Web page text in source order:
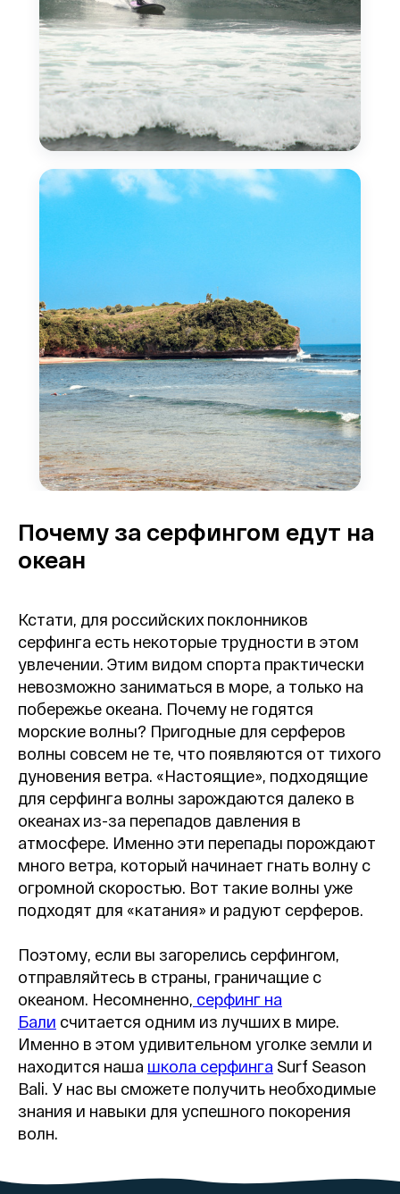
Почему за серфингом едут на
океан
Кстати, для российских поклонников
серфинга есть некоторые трудности в этом
увлечении. Этим видом спорта практически
невозможно заниматься в море, а только на
побережье океана. Почему не годятся
морские волны? Пригодные для серферов
волны совсем не те, что появляются от тихого
дуновения ветра. «Настоящие», подходящие
для серфинга волны зарождаются далеко в
океанах из-за перепадов давления в
атмосфере. Именно эти перепады порождают
много ветра, который начинает гнать волну с
огромной скоростью. Вот такие волны уже
подходят для «катания» и радуют серферов.
Поэтому, если вы загорелись серфингом,
отправляйтесь в страны, граничащие с
океаном. Несомненно, серфинг на
Бали считается одним из лучших в мире.
Именно в этом удивительном уголке земли и
находится наша школа серфинга Surf Season
Bali. У нас вы сможете получить необходимые
знания и навыки для успешного покорения
волн.